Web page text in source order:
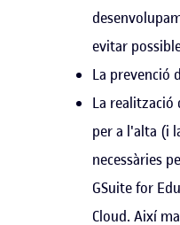
evitar
La prevenció
La
per a l'alta (i
necessàries
GSuite for
Cloud. Així